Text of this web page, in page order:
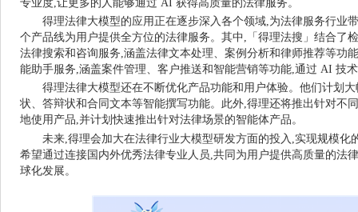
专业度,让更多的人能够通过 AI 获得高质量的法律服务。
得理法律大模型的应用正在逐步深入各个领域,为法律服务行业
个产品线为用户提供全方位的法律服务。其中,「得理法搜」结合了
法律搜索和咨询服务,涵盖法律文本处理、案例分析和律师推荐等功
能助手服务,涵盖案件管理、客户推送和智能营销等功能,通过 AI 技
得理法律大模型还在不断优化产品功能和用户体验。他们计划
状、答辩状和合同文本等智能撰写功能。此外,得理还将推出针对不
地使用产品,并计划快速推出针对法律场景的智能体产品。
未来,得理会加大在法律行业大模型研发方面的投入,实现规模化
希望通过连接国内外优秀法律专业人员,共同为用户提供高质量的法
球化发展。